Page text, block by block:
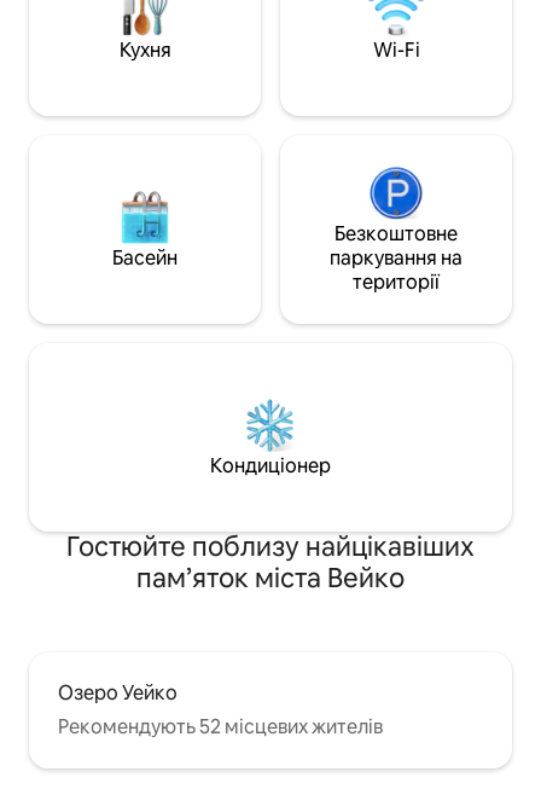
спокійними пейзажами, захопливими
сходами та заходами сонця або
знайдіть час, щоб дослідити ранчо
Кухня Wi-Fi
Басейн
Безкоштовне
паркування на
території
Кондиціонер
Гостюйте поблизу найцікавіших
пам’яток міста Вейко
Озеро Уейко
Рекомендують 52 місцевих жителів